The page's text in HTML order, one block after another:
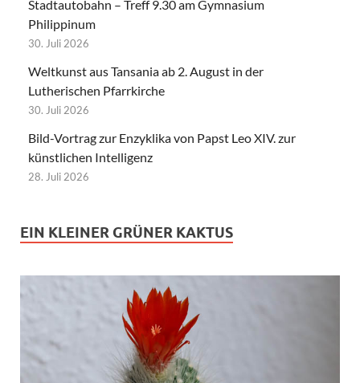
Stadtautobahn – Treff 9.30 am Gymnasium
Philippinum
30. Juli 2026
Weltkunst aus Tansania ab 2. August in der
Lutherischen Pfarrkirche
30. Juli 2026
Bild-Vortrag zur Enzyklika von Papst Leo XIV. zur
künstlichen Intelligenz
28. Juli 2026
EIN KLEINER GRÜNER KAKTUS